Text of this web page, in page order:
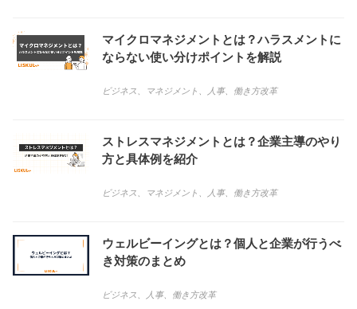
マイクロマネジメントとは？ハラスメントに
ならない使い分けポイントを解説
ビジネス マネジメント 人事、 働き方改革
ストレスマネジメントとは？企業主導のやり
方と具体例を紹介
ビジネス マネジメント 人事、 働き方改革
ウェルビーイングとは？個人と企業が行うべ
き対策のまとめ
ビジネス 人事、 働き方改革